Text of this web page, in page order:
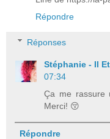
Répondre
Réponses
Stéphanie - Il
07:34
Ça me rassure
Merci! 😚
Répondre